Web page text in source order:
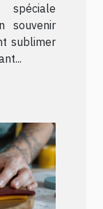
souvenir
sublimer